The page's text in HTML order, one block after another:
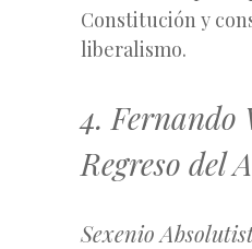
Constitución y
liberalismo.
4. Fernando
Regreso del
Sexenio